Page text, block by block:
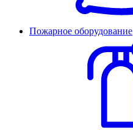
Пожарное оборудование